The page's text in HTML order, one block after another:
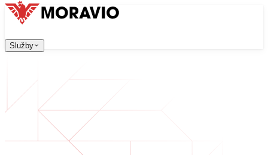
Služby
Vývoj software
Webové aplikace, které jsou škálovatelné, bezpečné a
Digitální transformace
Digitalizujte své podnikání. Připravte se na budoucnost.
Všechny služby
English
Kontaktujte nás